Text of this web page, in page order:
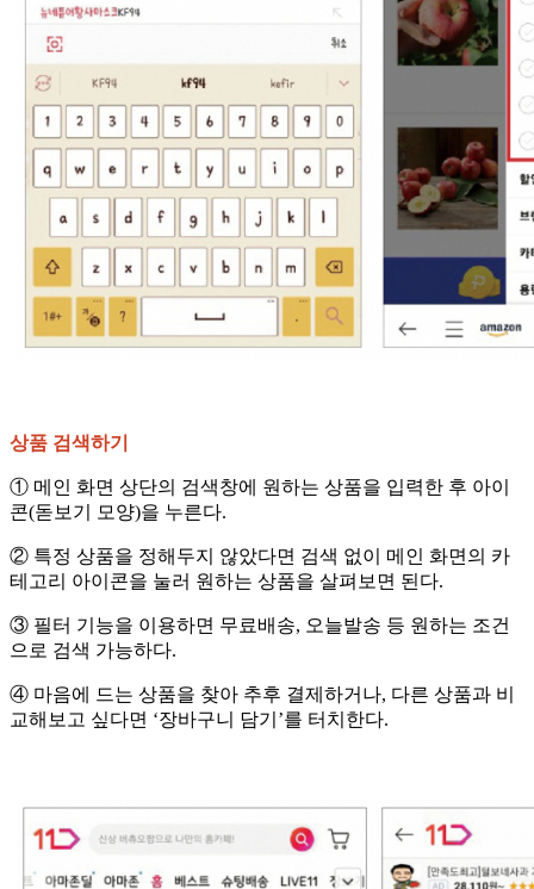
상품 검색하기
① 메인 화면 상단의 검색창에 원하는 상품을 입력한 후 아이
콘(돋보기 모양)을 누른다.
② 특정 상품을 정해두지 않았다면 검색 없이 메인 화면의 카
테고리 아이콘을 눌러 원하는 상품을 살펴보면 된다.
③ 필터 기능을 이용하면 무료배송, 오늘발송 등 원하는 조건
으로 검색 가능하다.
④ 마음에 드는 상품을 찾아 추후 결제하거나, 다른 상품과 비
교해보고 싶다면 ‘장바구니 담기’를 터치한다.